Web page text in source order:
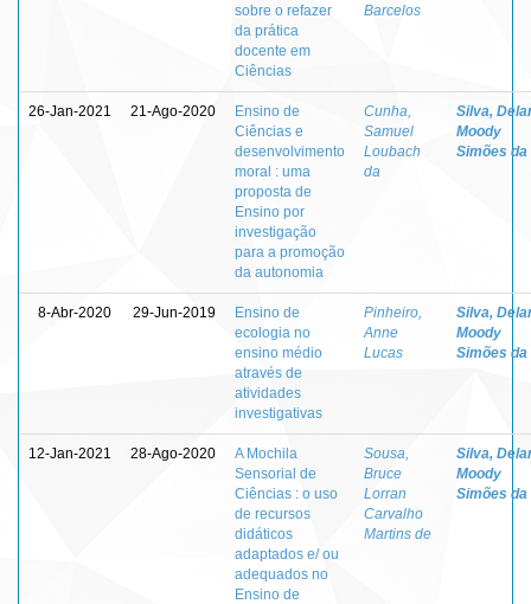
sobre o refazer
da prática
docente em
Ciências
Barcelos
26-Jan-2021 21-Ago-2020
Ensino de
Ciências e
desenvolvimento
moral : uma
proposta de
Ensino por
investigação
para a promoção
da autonomia
Cunha,
Samuel
Loubach
da
Silva,
Moody
Simões da
8-Abr-2020 29-Jun-2019
Ensino de
ecologia no
ensino médio
através de
atividades
investigativas
Pinheiro,
Anne
Lucas
Silva,
Moody
Simões da
12-Jan-2021 28-Ago-2020
A Mochila
Sensorial de
Ciências : o uso
de recursos
didáticos
adaptados e/ ou
adequados no
Ensino de
Sousa,
Bruce
Lorran
Carvalho
Martins de
Silva,
Moody
Simões da